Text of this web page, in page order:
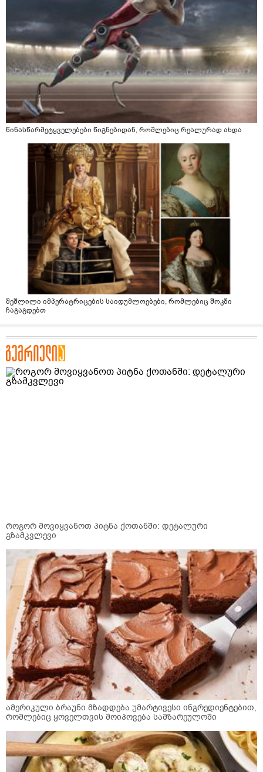
წინასწარმეტყველებები წიგნებიდან, რომლებიც რეალურად ახდა
შეშლილი იმპერატრიცების საიდუმლოებები, რომლებიც შოკში
ჩაგაგდებთ
როგორ მოვიყვანოთ პიტნა ქოთანში: დეტალური
გზამკვლევი
ამერიკული ბრაუნი მზადდება უმარტივესი ინგრედიენტებით,
რომლებიც ყოველთვის მოიპოვება სამზარეულოში